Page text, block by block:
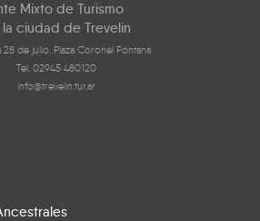
Mixto de Turismo
ciudad de Trevelin
28 de julio. Plaza Coronel Fontana
Tel. 02945 480120
info@trevelin.tur.ar